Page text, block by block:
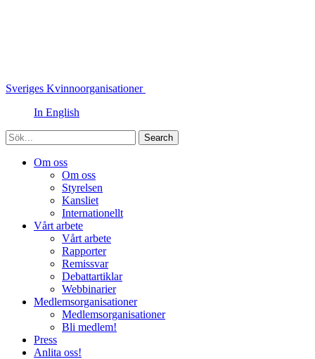
Sveriges Kvinnoorganisationer
In English
Sök
Om oss
Om oss
Styrelsen
Kansliet
Internationellt
Vårt arbete
Vårt arbete
Rapporter
Remissvar
Debattartiklar
Webbinarier
Medlemsorganisationer
Medlemsorganisationer
Bli medlem!
Press
Anlita oss!